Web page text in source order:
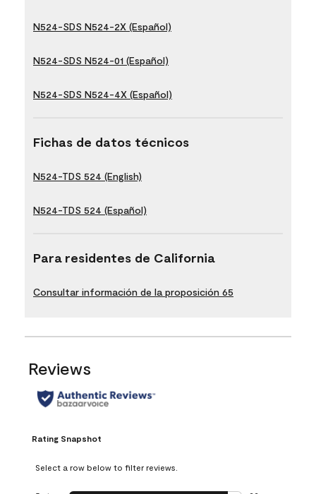
N524-SDS N524-2X (Español)
N524-SDS N524-01 (Español)
N524-SDS N524-4X (Español)
Fichas de datos técnicos
N524-TDS 524 (English)
N524-TDS 524 (Español)
Para residentes de California
Consultar información de la proposición 65
Reviews
Rating Snapshot
Select a row below to filter reviews.